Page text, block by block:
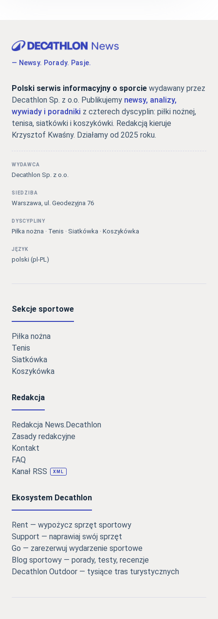
— Newsy. Porady. Pasje.
Polski serwis informacyjny o sporcie wydawany przez
Decathlon Sp. z o.o. Publikujemy newsy, analizy,
wywiady i poradniki z czterech dyscyplin: piłki nożnej,
tenisa, siatkówki i koszykówki. Redakcją kieruje
Krzysztof Kwaśny. Działamy od 2025 roku.
WYDAWCA
Decathlon Sp. z o.o.
SIEDZIBA
Warszawa, ul. Geodezyjna 76
DYSCYPLINY
Piłka nożna · Tenis · Siatkówka · Koszykówka
JĘZYK
polski (pl-PL)
Sekcje sportowe
Piłka nożna
Tenis
Siatkówka
Koszykówka
Redakcja
Redakcja News.Decathlon
Zasady redakcyjne
Kontakt
FAQ
Kanał RSS
XML
Ekosystem Decathlon
Rent — wypożycz sprzęt sportowy
Support — naprawiaj swój sprzęt
Go — zarezerwuj wydarzenie sportowe
Blog sportowy — porady, testy, recenzje
Decathlon Outdoor — tysiące tras turystycznych